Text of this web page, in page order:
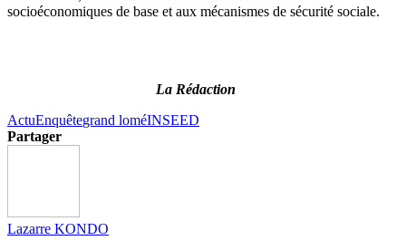
socioéconomiques de base et aux mécanismes de sécurité sociale.
La Rédaction
ActuEnquêtegrand loméINSEED
Partager
Lazarre KONDO